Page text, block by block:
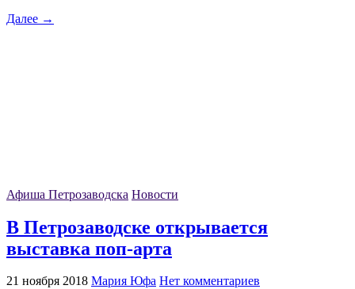
Далее →
Афиша Петрозаводска Новости
В Петрозаводске открывается
выставка поп-арта
21 ноября 2018 Мария Юфа Нет комментариев